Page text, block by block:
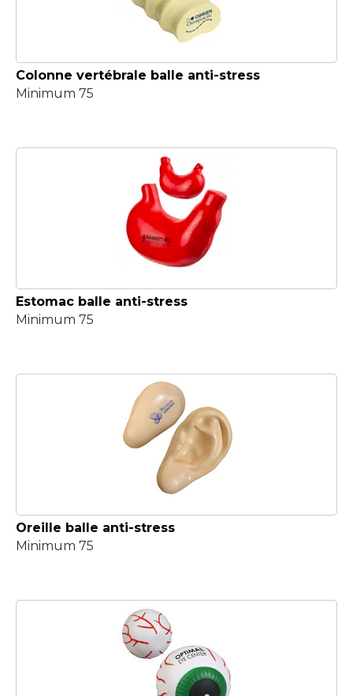
Colonne vertébrale balle anti-stress
Minimum 75
Estomac balle anti-stress
Minimum 75
Oreille balle anti-stress
Minimum 75